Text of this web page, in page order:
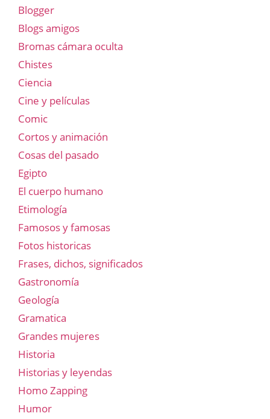
Blogger
Blogs amigos
Bromas cámara oculta
Chistes
Ciencia
Cine y películas
Comic
Cortos y animación
Cosas del pasado
Egipto
El cuerpo humano
Etimología
Famosos y famosas
Fotos historicas
Frases, dichos, significados
Gastronomía
Geología
Gramatica
Grandes mujeres
Historia
Historias y leyendas
Homo Zapping
Humor